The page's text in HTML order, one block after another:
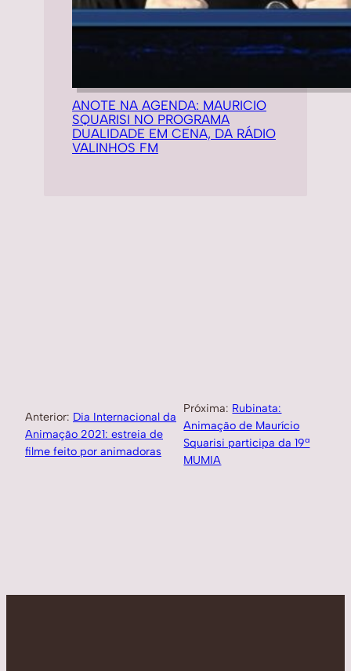
ANOTE NA AGENDA: MAURICIO
SQUARISI NO PROGRAMA
DUALIDADE EM CENA, DA RÁDIO
VALINHOS FM
Anterior: Dia Internacional da
Animação 2021: estreia de
filme feito por animadoras
Próxima: Rubinata:
Animação de Maurício
Squarisi participa da 19ª
MUMIA